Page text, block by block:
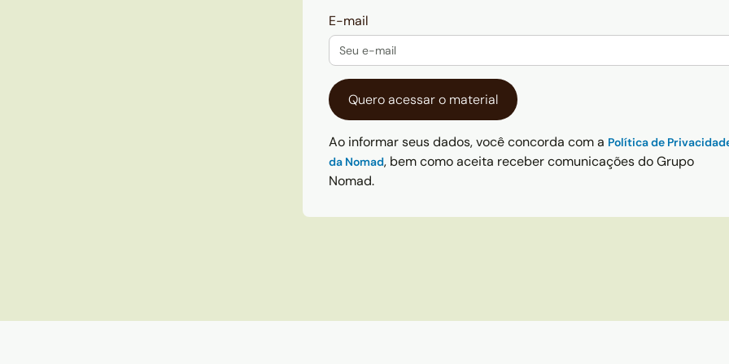
E-mail
Ao informar seus dados, você concorda com a Política de
da Nomad, bem como aceita receber comunicações do Grupo
Nomad.